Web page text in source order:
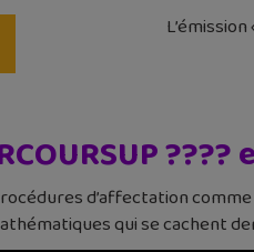
d’affectation
qui se cachent